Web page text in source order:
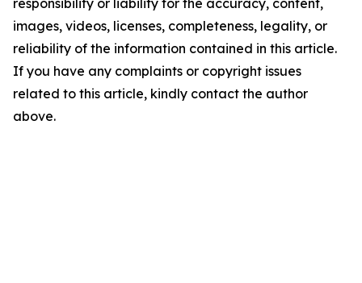
responsibility or liability for the accuracy, content,
images, videos, licenses, completeness, legality, or
reliability of the information contained in this article.
If you have any complaints or copyright issues
related to this article, kindly contact the author
above.